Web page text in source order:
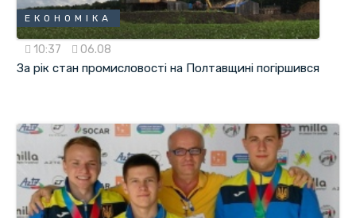
ЕКОНОМІКА
10:37 06.08
За рік стан промисловості на Полтавщині погіршився